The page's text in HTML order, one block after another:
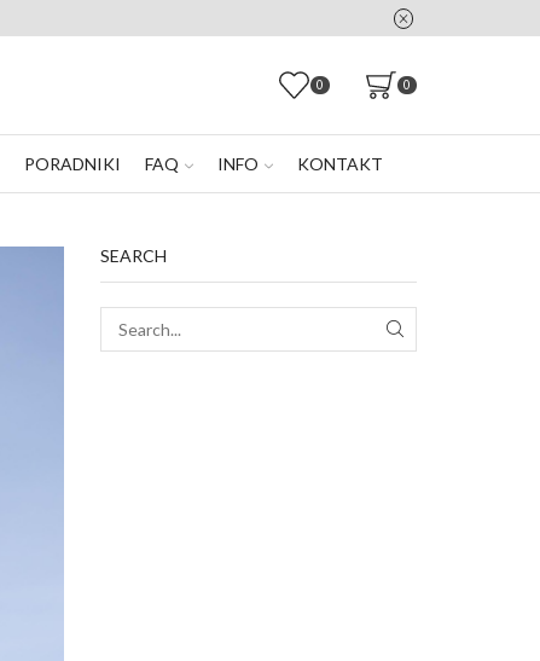
0 0
PORADNIKI FAQ INFO KONTAKT
SEARCH
SEARCH